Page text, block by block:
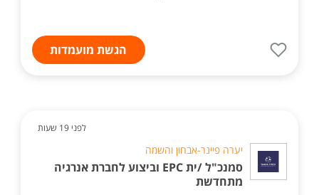
הגשת מועמדות
לפני 19 שעות
יערה פיינר-אבחון והשמה
סמנכ"ל /ית EPC וביצוע לחברת אנרגיה
מתחדשת